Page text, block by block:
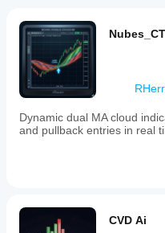
Kategoria
wskaźnika
Wsparcie
i opór
Typ
Wizualizacja
Sygnały
danych
Tylko słupki
Dynamic dual MA cloud
and pullback entries in real
CVD Ai